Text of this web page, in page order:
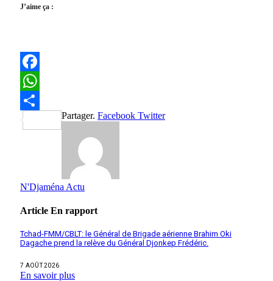
J’aime ça :
Facebook
WhatsApp
Partager
Partager. Facebook Twitter
N'Djaména Actu
Article En rapport
Tchad-FMM/CBLT: le Général de Brigade aérienne Brahim Oki
Dagache prend la relève du Général Djonkep Frédéric.
7 AOÛT 2026
En savoir plus